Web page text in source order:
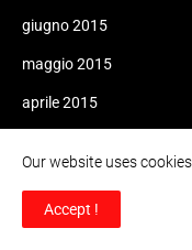
giugno 2015
maggio 2015
aprile 2015
gennaio 2015
Our website uses
Accept !